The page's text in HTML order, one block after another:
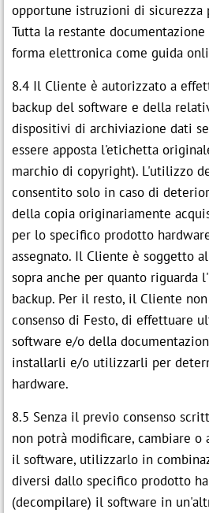
opportune istruzioni di
Tutta la restante
forma elettronica come guida
8.4 Il Cliente è autorizzato a
backup del software e della
dispositivi di archiviazione dati
essere apposta l'etichetta
marchio di copyright). L'utilizzo
consentito solo in caso di
della copia originariamente
per lo specifico prodotto
assegnato. Il Cliente è soggetto
sopra anche per quanto riguarda
backup. Per il resto, il Cliente
consenso di Festo, di effettuare
software e/o della
installarli e/o utilizzarli per
hardware.
8.5 Senza il previo consenso
non potrà modificare, cambiare
il software, utilizzarlo in
diversi dallo specifico prodotto
(decompilare) il software in